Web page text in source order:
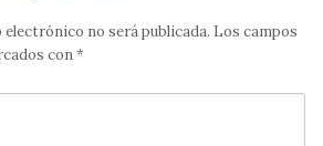
no será publicada. Los campos
con*